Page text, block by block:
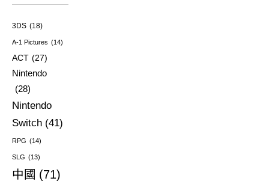
3DS (18)
A-1 Pictures (14)
ACT (27)
Nintendo
(28)
Nintendo
Switch (41)
RPG (14)
SLG (13)
中國 (71)